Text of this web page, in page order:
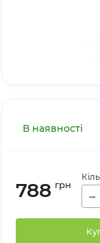
В наявності
788 грн
−